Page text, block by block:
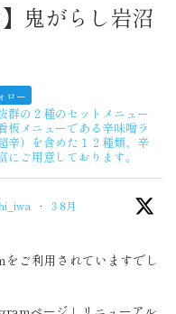
鬼がらし岩沼
ロー
群の２種のセットメニュー
板メニューである辛味噌ラ
辛）を含めた１２種類、辛
ご用意しております。
· 3 8月
ご利用されていますでし